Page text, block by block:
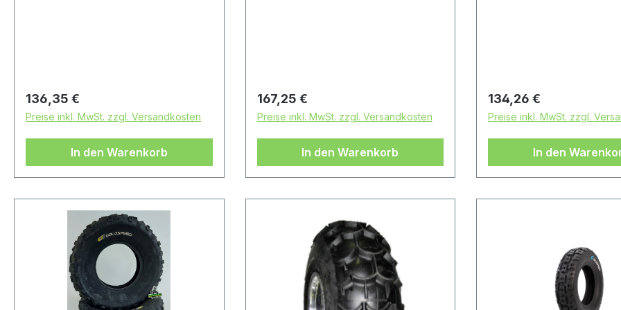
Regulärer Preis:
136,35 €
Preise inkl. MwSt. zzgl. Versandkosten
In den Warenkorb
Regulärer Preis:
167,25 €
Preise inkl. MwSt. zzgl. Versandkosten
In den Warenkorb
Regulärer Preis:
134,26 €
Preise inkl. MwSt. zzgl.
In den